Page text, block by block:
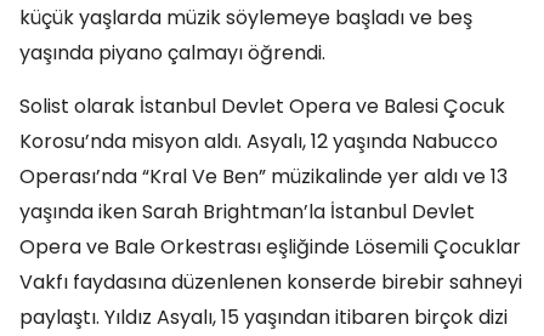
küçük yaşlarda müzik söylemeye başladı ve beş
yaşında piyano çalmayı öğrendi.
Solist olarak İstanbul Devlet Opera ve Balesi Çocuk
Korosu’nda misyon aldı. Asyalı, 12 yaşında Nabucco
Operası’nda “Kral Ve Ben” müzikalinde yer aldı ve 13
yaşında iken Sarah Brightman’la İstanbul Devlet
Opera ve Bale Orkestrası eşliğinde Lösemili Çocuklar
Vakfı faydasına düzenlenen konserde birebir sahneyi
paylaştı. Yıldız Asyalı, 15 yaşından itibaren birçok dizi